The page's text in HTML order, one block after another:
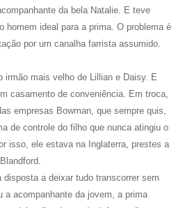
da bela Natalie. E teve
homem ideal para a prima. O problema é
por um canalha farrista assumido.
irmão mais velho de Lillian e Daisy. E
casamento de conveniência. Em troca,
empresas Bowman, que sempre quis,
de controle do filho que nunca atingiu o
isso, ele estava na Inglaterra, prestes a
a deixar tudo transcorrer sem
a acompanhante da jovem, a prima